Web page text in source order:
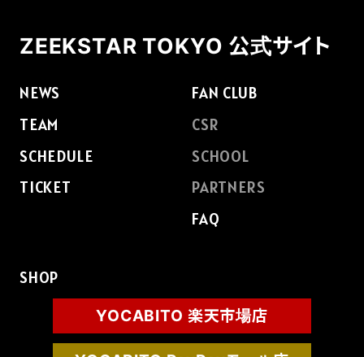
ZEEKSTAR TOKYO 公式サイト
NEWS
TEAM
SCHEDULE
TICKET
FAN CLUB
CSR
SCHOOL
PARTNERS
FAQ
SHOP
YOCABITO 楽天市場店